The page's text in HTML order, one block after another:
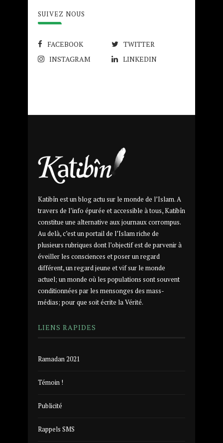
SUIVEZ NOUS
FACEBOOK
TWITTER
INSTAGRAM
LINKEDIN
Katibîn est un blog actu sur le monde de l’Islam. A
travers de l’info épurée et accessible à tous, Katibîn
constitue une alternative aux journaux corrompus.
Au delà, c’est un portail de l’Islam riche de
plusieurs rubriques dont l’objectif est de parvenir à
éveiller les consciences et poser un regard
différent, un regard jeune et vif sur le monde
actuel; un monde où les populations sont souvent
conditionnées par les mensonges des mass-
médias; pour que soit écrite la Vérité.
LIENS RAPIDES
Ramadan 2021
Témoin !
Publicité
Rappels SMS